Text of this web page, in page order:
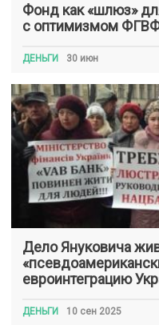
Фонд как «шлюз»
с оптимизмом
ДЕНЬГИ 30 июн
Дело Януковича
евроинтеграцию
ДЕНЬГИ 10 сен 2025